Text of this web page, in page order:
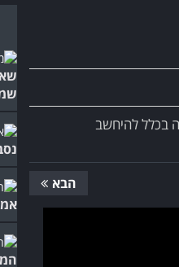
בכלל להיחשב
הבא